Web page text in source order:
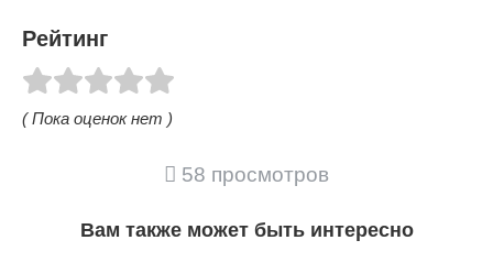
Рейтинг
( Пока оценок нет )
58 просмотров
Вам также может быть интересно